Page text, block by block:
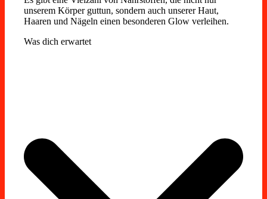
unserem Körper guttun, sondern auch unserer Haut,
Haaren und Nägeln einen besonderen Glow verleihen.
Was dich erwartet